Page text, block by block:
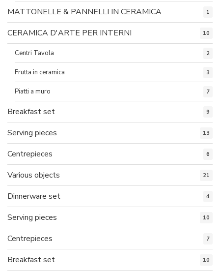
MATTONELLE & PANNELLI IN CERAMICA 1
CERAMICA D'ARTE PER INTERNI 10
Centri Tavola 2
Frutta in ceramica 3
Piatti a muro 7
Breakfast set 9
Serving pieces 13
Centrepieces 6
Various objects 21
Dinnerware set 4
Serving pieces 10
Centrepieces 7
Breakfast set 10